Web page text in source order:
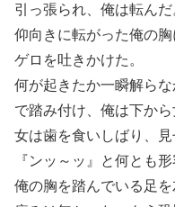
引っ張られ、俺は転んだ
仰向きに転がった俺の
ゲロを吐きかけた。
何が起きたか一瞬解ら
で踏み付け、俺は下か
女は歯を食いしばり、
『ンッ～ッ』と何とも
俺の胸を踏んでいる足を